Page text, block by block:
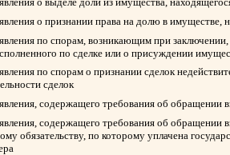
о признании права на долю в
по спорам, возникающим при
по сделке или о присуждении
по спорам о признании сделок
сделок
содержащего требования об обращении
содержащего требования об
обязательству, по которому уплачена